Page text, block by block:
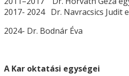
2017- 2024 Dr. Navracsics Judit
2024- Dr. Bodnár Éva
A Kar oktatási egységei